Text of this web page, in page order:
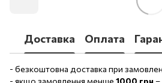
Доставка Оплата
- безкоштовна доставка при
- якщо замовлення менше 1000 грн–